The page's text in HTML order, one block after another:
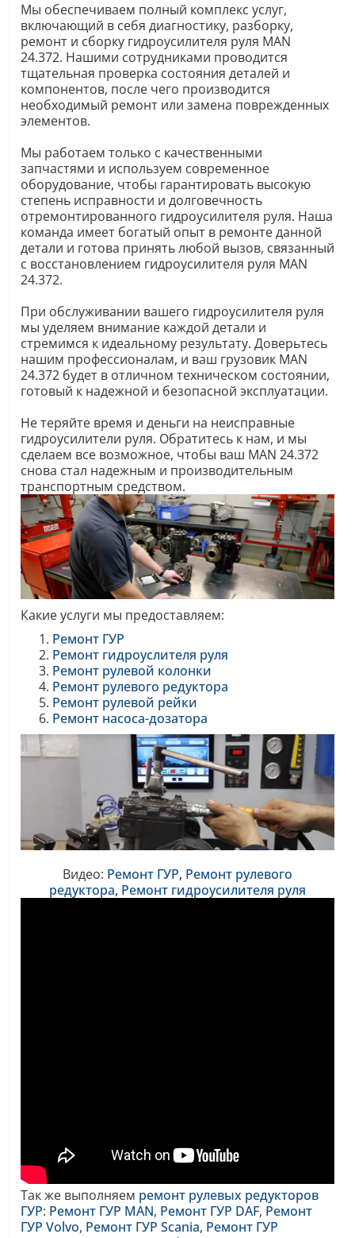
Мы обеспечиваем полный комплекс услуг,
включающий в себя диагностику, разборку,
ремонт и сборку гидроусилителя руля MAN
24.372. Нашими сотрудниками проводится
тщательная проверка состояния деталей и
компонентов, после чего производится
необходимый ремонт или замена поврежденных
элементов.
Мы работаем только с качественными
запчастями и используем современное
оборудование, чтобы гарантировать высокую
степень исправности и долговечность
отремонтированного гидроусилителя руля. Наша
команда имеет богатый опыт в ремонте данной
детали и готова принять любой вызов, связанный
с восстановлением гидроусилителя руля MAN
24.372.
При обслуживании вашего гидроусилителя руля
мы уделяем внимание каждой детали и
стремимся к идеальному результату. Доверьтесь
нашим профессионалам, и ваш грузовик MAN
24.372 будет в отличном техническом состоянии,
готовый к надежной и безопасной эксплуатации.
Не теряйте время и деньги на неисправные
гидроусилители руля. Обратитесь к нам, и мы
сделаем все возможное, чтобы ваш MAN 24.372
снова стал надежным и производительным
транспортным средством.
Какие услуги мы предоставляем:
Ремонт ГУР
Ремонт гидроуслителя руля
Ремонт рулевой колонки
Ремонт рулевого редуктора
Ремонт рулевой рейки
Ремонт насоса-дозатора
Видео: Ремонт ГУР, Ремонт рулевого
редуктора, Ремонт гидроусилителя руля
Так же выполняем ремонт рулевых редукторов
ГУР: Ремонт ГУР MAN, Ремонт ГУР DAF, Ремонт
ГУР Volvo, Ремонт ГУР Scania, Ремонт ГУР